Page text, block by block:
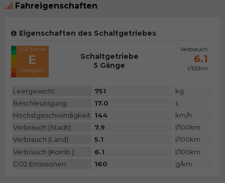
Fahreigenschaften
Eigenschaften des Schaltgetriebes
CO2 Emiss.
E
Kategorie
Schaltgetriebe
5 Gänge
Verbrauch
6.1
l/100km
Leergewicht: 751
kg
Beschleunigung:
17.0
s
Höchstgeschwindigkeit: 144
km/h
Verbrauch (Stadt):
7.9
l/100km
Verbrauch (Land):
5.1
l/100km
Verbrauch (Komb.):
6.1
l/100km
CO2 Emissionen:
160 g/km